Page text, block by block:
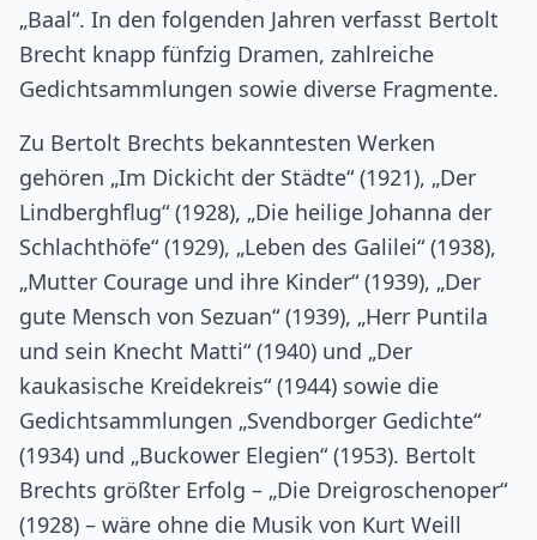
„Baal“. In den folgenden Jahren verfasst Bertolt
Brecht knapp fünfzig Dramen, zahlreiche
Gedichtsammlungen sowie diverse Fragmente.
Zu Bertolt Brechts bekanntesten Werken
gehören „Im Dickicht der Städte“ (1921), „Der
Lindberghflug“ (1928), „Die heilige Johanna der
Schlachthöfe“ (1929), „Leben des Galilei“ (1938),
„Mutter Courage und ihre Kinder“ (1939), „Der
gute Mensch von Sezuan“ (1939), „Herr Puntila
und sein Knecht Matti“ (1940) und „Der
kaukasische Kreidekreis“ (1944) sowie die
Gedichtsammlungen „Svendborger Gedichte“
(1934) und „Buckower Elegien“ (1953). Bertolt
Brechts größter Erfolg – „Die Dreigroschenoper“
(1928) – wäre ohne die Musik von Kurt Weill